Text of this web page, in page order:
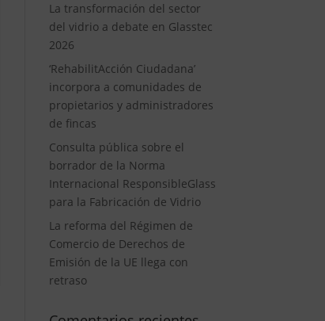
La transformación del sector
del vidrio a debate en Glasstec
2026
‘RehabilitAcción Ciudadana’
incorpora a comunidades de
propietarios y administradores
de fincas
Consulta pública sobre el
borrador de la Norma
Internacional ResponsibleGlass
para la Fabricación de Vidrio
La reforma del Régimen de
Comercio de Derechos de
Emisión de la UE llega con
retraso